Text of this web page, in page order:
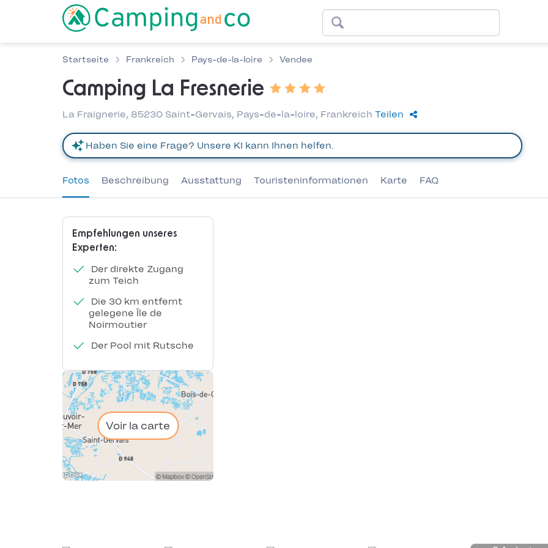
Startseite Frankreich Pays-de-la-loire Vendee
Camping La Fresnerie
La Fraignerie, 85230 Saint-Gervais, Pays-de-la-loire, Frankreich Teilen
Fotos Beschreibung Ausstattung Touristeninformationen Karte FAQ
Empfehlungen unseres
Experten:
Der direkte Zugang
zum Teich
Die 30 km entfernt
gelegene Île de
Noirmoutier
Der Pool mit Rutsche
Voir la carte